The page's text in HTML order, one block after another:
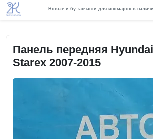
Новые и бу запчасти для иномарок в
Панель передняя
Starex 2007-2015